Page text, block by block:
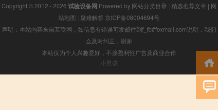
Copyright © 2012 - 2026 试验设备网 Powered by 网站分类目录 | 精选推荐文章 | 网
站地图 | 疑难解答 京ICP备08004694号
声明：本站内容来自互联网，如信息有错误可发邮件到f_fb#foxmail.com说明，我们
会及时纠正，谢谢
本站仅为个人兴趣爱好，不接盈利性广告及商业合作
小男孩